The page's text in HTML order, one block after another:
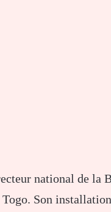
national de la
Son